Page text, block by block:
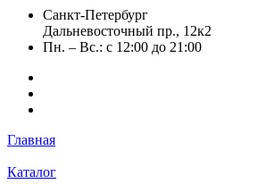
Санкт-Петербург
Дальневосточный пр., 12к2
Пн. – Вс.: с 12:00 до 21:00
Главная
Каталог